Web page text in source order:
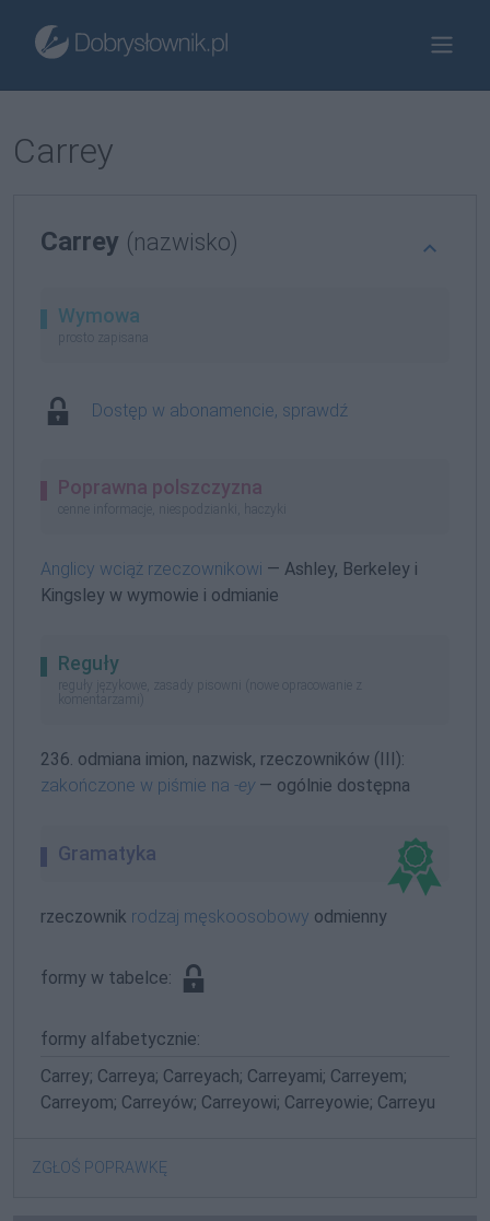
Carrey
Carrey (nazwisko)
Wymowa
prosto zapisana
Dostęp w abonamencie, sprawdź
Poprawna polszczyzna
cenne informacje, niespodzianki, haczyki
Anglicy wciąż rzeczownikowi — Ashley, Berkeley i
Kingsley w wymowie i odmianie
Reguły
reguły językowe, zasady pisowni (nowe opracowanie z
komentarzami)
236. odmiana imion, nazwisk, rzeczowników (III):
zakończone w piśmie na -ey— ogólnie dostępna
Gramatyka
rzeczownik rodzaj męskoosobowy odmienny
formy w tabelce:
formy alfabetycznie:
Carrey; Carreya; Carreyach; Carreyami; Carreyem;
Carreyom; Carreyów; Carreyowi; Carreyowie; Carreyu
ZGŁOŚ POPRAWKĘ